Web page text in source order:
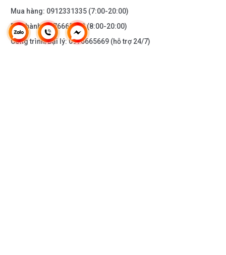
Mua hàng: 0912331335 (7:00-20:00)
Bảo hành:0976665669(8:00-20:00)
Công trình/Đại lý:0976665669 (hỗ trợ 24/7)